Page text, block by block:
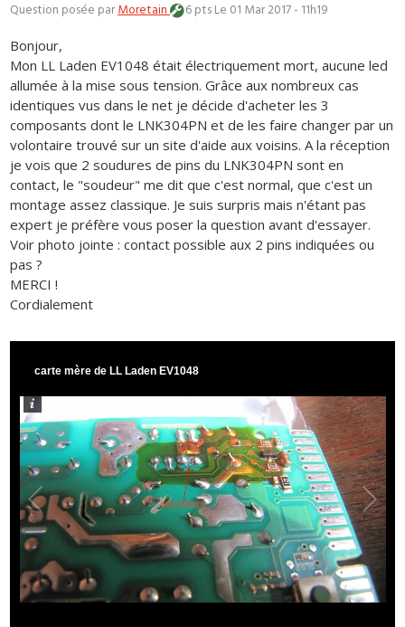
Question posée parMoretain 6 ptsLe 01 Mar 2017 - 11h19
Bonjour,
Mon LL Laden EV1048 était électriquement mort, aucune led
allumée à la mise sous tension. Grâce aux nombreux cas
identiques vus dans le net je décide d'acheter les 3
composants dont le LNK304PN et de les faire changer par un
volontaire trouvé sur un site d'aide aux voisins. A la réception
je vois que 2 soudures de pins du LNK304PN sont en
contact, le "soudeur" me dit que c'est normal, que c'est un
montage assez classique. Je suis surpris mais n'étant pas
expert je préfère vous poser la question avant d'essayer.
Voir photo jointe : contact possible aux 2 pins indiquées ou
pas ?
MERCI !
Cordialement
carte mère de LL Laden EV1048